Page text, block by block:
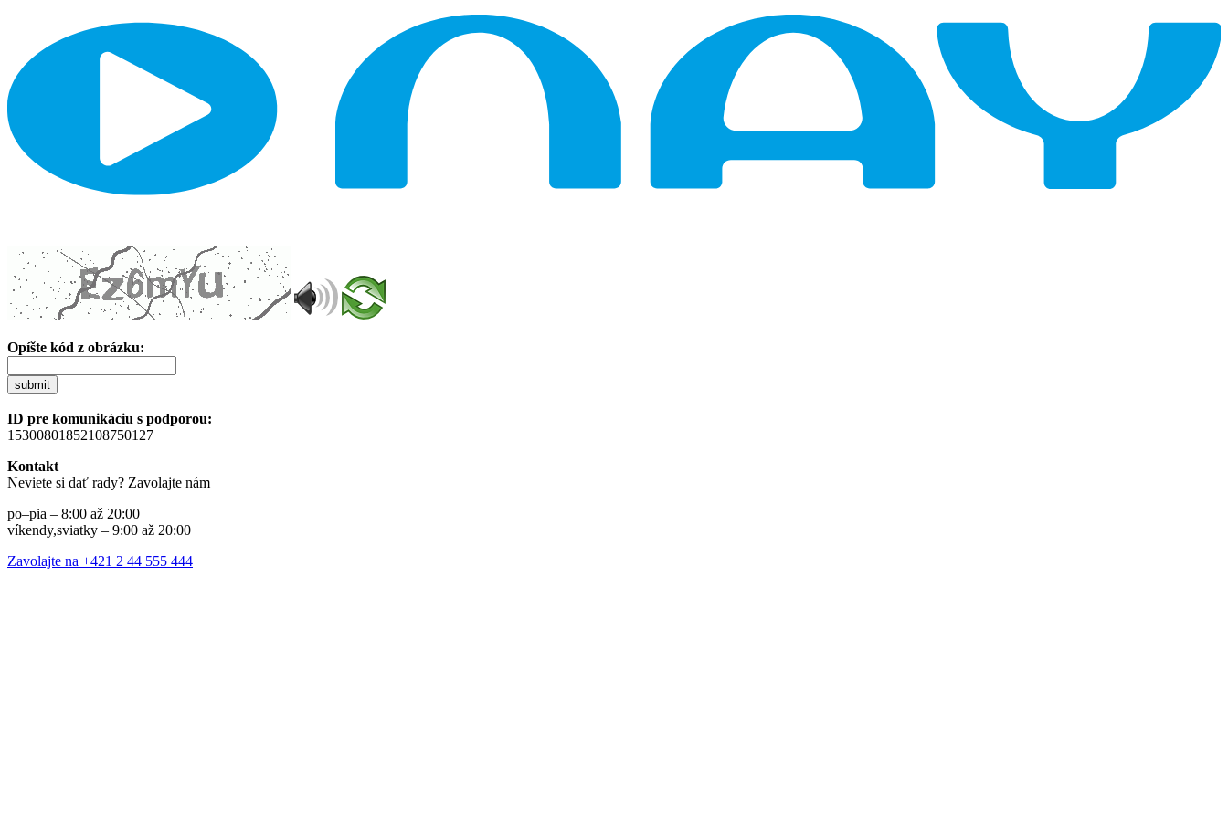
Opíšte kód z obrázku:
submit
ID pre komunikáciu s podporou:
15300801852108750127
Kontakt
Neviete si dať rady? Zavolajte nám
po–pia – 8:00 až 20:00
víkendy,sviatky – 9:00 až 20:00
Zavolajte na +421 2 44 555 444